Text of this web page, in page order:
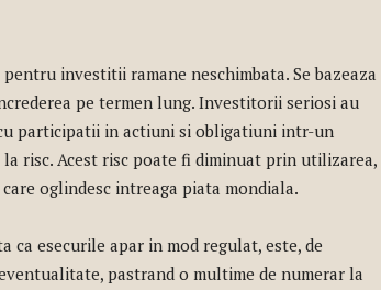
investitii ramane neschimbata. Se bazeaza
pe termen lung. Investitorii seriosi au
participatii in actiuni si obligatiuni intr-un
risc. Acest risc poate fi diminuat prin utilizarea,
oglindesc intreaga piata mondiala.
ca esecurile apar in mod regulat, este, de
pastrand o multime de numerar la